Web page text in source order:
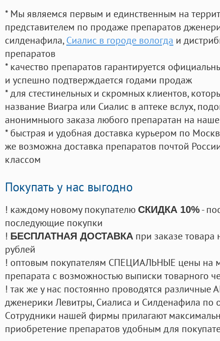
* Мы являемся первым и единственным на
представителем по продаже препаратов
силденафила, Сиалис в городе вологда и
препаратов
* качество препаратов гарантируется
и успешно подтверждается годами продаж
* для стестинельных и скромных клиентов,
название Виагра или Сиалис в аптеке вслух,
анонимныого заказа любого препаратан на
* быстрая и удобная доставка курьером по
же возможна доставка препаратов почтой
классом
Покупать у нас выгодно
! каждому новому покупателю СКИДКА 10%-
последующие покупки
! БЕСПЛАТНАЯ ДОСТАВКА при заказе
рублей
! оптовым покупателям СПЕЦИАЛЬНЫЕ цены на
препарата с возможностью выписки товарного
! так же у нас постоянно проводятся
дженерики Левитры, Сиалиса и Силденафила по
Cотрудники нашей фирмы прилагают
приобретение препаратов удобным для